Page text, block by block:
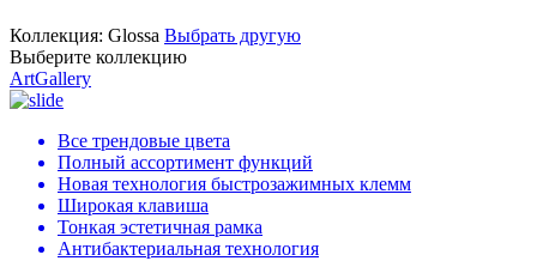
Коллекция: Glossa Выбрать другую
Выберите коллекцию
ArtGallery
Все трендовые цвета
Полный ассортимент функций
Новая технология быстрозажимных клемм
Широкая клавиша
Тонкая эстетичная рамка
Антибактериальная технология